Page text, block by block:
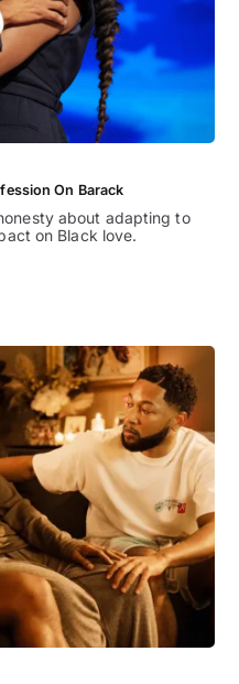
On Barack
about adapting to
on Black love.